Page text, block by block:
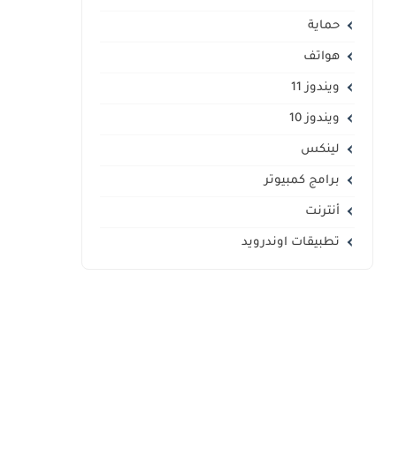
حماية
هواتف
ويندوز 11
ويندوز 10
لينكس
برامج كمبيوتر
أنترنت
تطبيقات اوندرويد